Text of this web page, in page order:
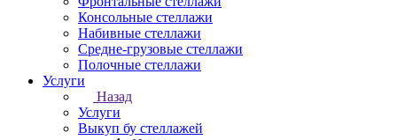
Консольные стеллажи
Набивные стеллажи
Средне-грузовые стеллажи
Полочные стеллажи
Услуги
Назад
Услуги
Выкуп бу стеллажей